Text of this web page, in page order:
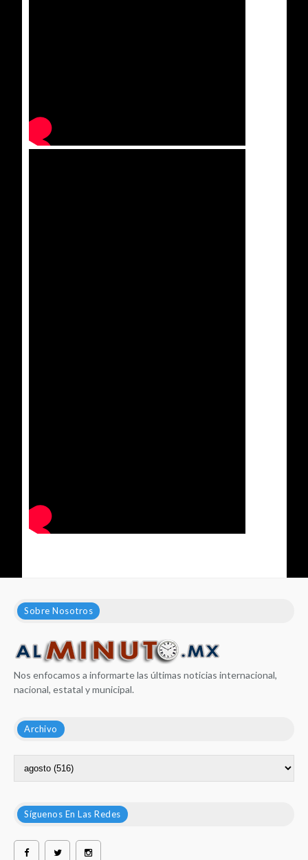
Sobre Nosotros
Nos enfocamos a informarte las últimas noticias internacional,
nacional, estatal y municipal.
Archivo
Síguenos En Las Redes